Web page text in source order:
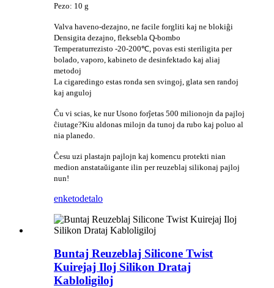
Pezo: 10 g
Valva haveno-dezajno, ne facile forgliti kaj ne blokiĝi
Densigita dezajno, fleksebla Q-bombo
Temperaturrezisto -20-200℃, povas esti steriligita per
bolado, vaporo, kabineto de desinfektado kaj aliaj
metodoj
La cigaredingo estas ronda sen svingoj, glata sen randoj
kaj anguloj
Ĉu vi scias, ke nur Usono forĵetas 500 milionojn da pajloj
ĉiutage?Kiu aldonas milojn da tunoj da rubo kaj poluo al
nia planedo.
Ĉesu uzi plastajn pajlojn kaj komencu protekti nian
medion anstataŭigante ilin per reuzeblaj silikonaj pajloj
nun!
enketodetalo
Buntaj Reuzeblaj Silicone Twist
Kuirejaj Iloj Silikon Drataj
Kabloligiloj